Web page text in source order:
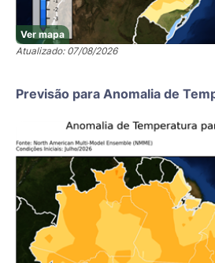
Ver mapa
Atualizado: 07/08/2026
Previsão para Anomalia de